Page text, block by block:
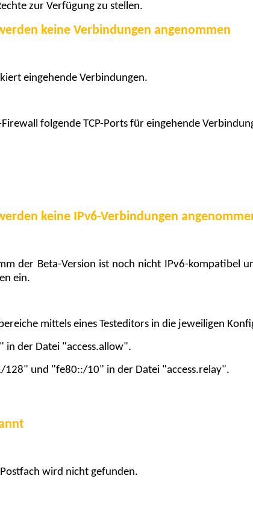
zur Verfügung zu stellen.
keine Verbindungen angenommen
eingehende Verbindungen.
folgende TCP-Ports für eingehende
keine IPv6-Verbindungen
der Beta-Version ist noch nicht IPv6-kompatibel
ein.
mittels eines Testeditors in die jeweiligen
in der Datei "access.allow".
128" und "fe80::/10" in der Datei "access.relay".
wird nicht gefunden.